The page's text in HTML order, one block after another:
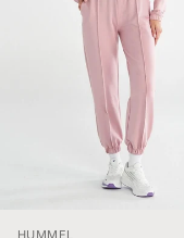
HUMMEL